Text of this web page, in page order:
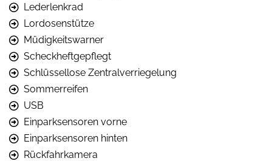
Lederlenkrad
Lordosenstütze
Müdigkeitswarner
Scheckheftgepflegt
Schlüssellose Zentralverriegelung
Sommerreifen
USB
Einparksensoren vorne
Einparksensoren hinten
Rückfahrkamera